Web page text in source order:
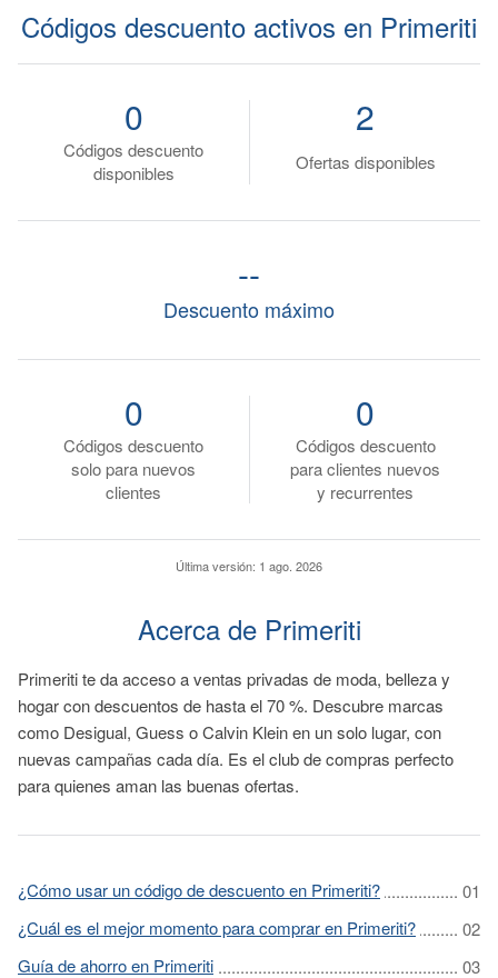
Códigos descuento activos en Primeriti
Códigos descuento
disponibles
0
Ofertas disponibles
2
Descuento máximo
--
Códigos descuento
solo para nuevos
clientes
0
Códigos descuento
para clientes nuevos
y recurrentes
0
Última versión: 1 ago. 2026
Acerca de Primeriti
Primeriti te da acceso a ventas privadas de moda, belleza y
hogar con descuentos de hasta el 70 %. Descubre marcas
como Desigual, Guess o Calvin Klein en un solo lugar, con
nuevas campañas cada día. Es el club de compras perfecto
para quienes aman las buenas ofertas.
¿Cómo usar un código de descuento en Primeriti?
¿Cuál es el mejor momento para comprar en Primeriti?
Guía de ahorro en Primeriti